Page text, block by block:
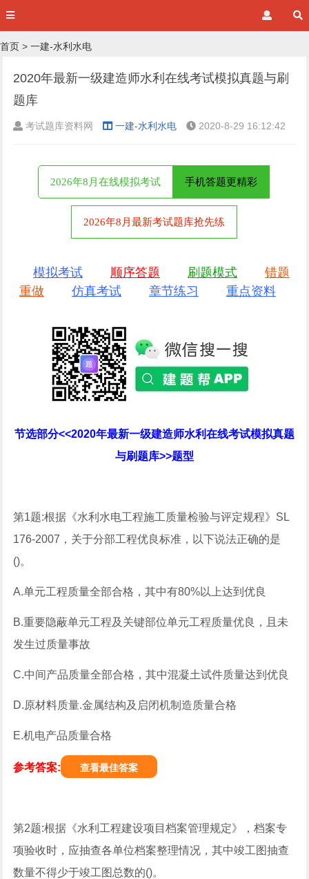
首页 > 一建-水利水电
2020年最新一级建造师水利在线考试模拟真题与刷
题库
考试题库资料网 一建-水利水电 2020-8-29 16:12:42
2026年8月在线模拟考试 手机答题更精彩
2026年8月最新考试题库抢先练
模拟考试 顺序答题 刷题模式
错题
重做
仿真考试 章节练习 重点资料
节选部分<<2020年最新一级建造师水利在线考试模拟真题
与刷题库>>题型
第1题:根据《水利水电工程施工质量检验与评定规程》SL
176-2007，关于分部工程优良标准，以下说法正确的是
()。
A.单元工程质量全部合格，其中有80%以上达到优良
B.重要隐蔽单元工程及关键部位单元工程质量优良，且未
发生过质量事故
C.中间产品质量全部合格，其中混凝土试件质量达到优良
D.原材料质量.金属结构及启闭机制造质量合格
E.机电产品质量合格
参考答案: 查看最佳答案
第2题:根据《水利工程建设项目档案管理规定》，档案专
项验收时，应抽查各单位档案整理情况，其中竣工图抽查
数量不得少于竣工图总数的()。